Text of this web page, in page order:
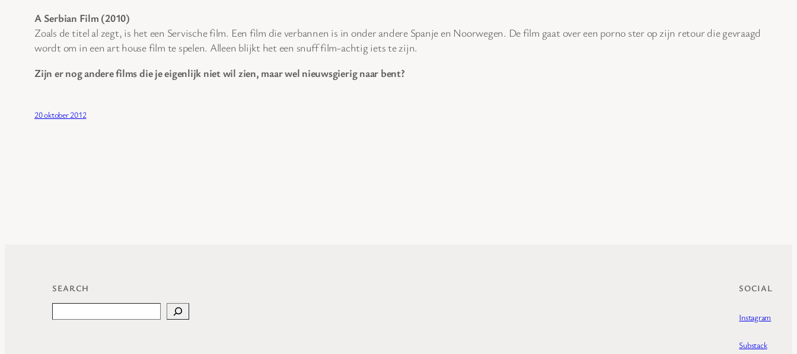
A Serbian Film (2010)
Zoals de titel al zegt, is het een Servische film. Een film die verbannen is in onder andere Spanje en Noorwegen. De film gaat over een porno ster op zijn retour die gevraagd
wordt om in een art house film te spelen. Alleen blijkt het een snuff film-achtig iets te zijn.
Zijn er nog andere films die je eigenlijk niet wil zien, maar wel nieuwsgierig naar bent?
20 oktober 2012
SEARCH SOCIAL
Instagram
Substack